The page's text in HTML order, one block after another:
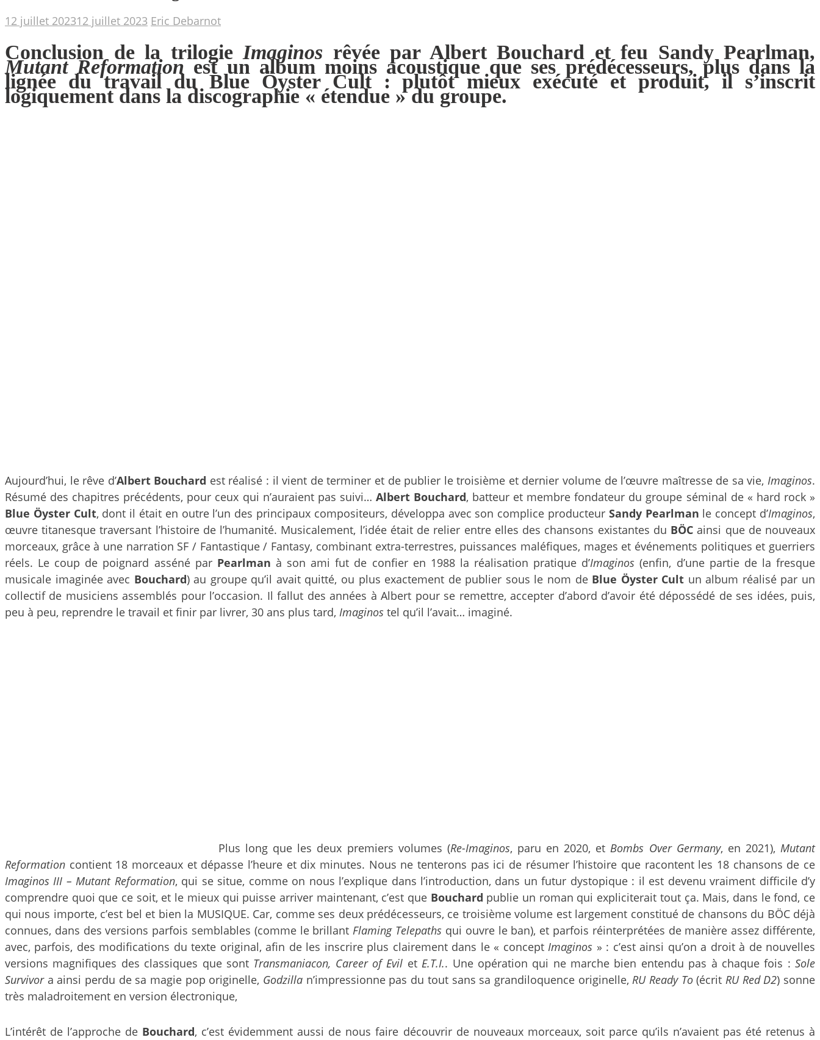
12 juillet 202312 juillet 2023 Eric Debarnot
Conclusion de la trilogie Imaginos rêvée par Albert Bouchard et feu Sandy Pearlman,
Mutant Reformationest un album moins acoustique que ses prédécesseurs, plus dans la
lignée du travail du Blue Öyster Cult : plutôt mieux exécuté et produit, il s’inscrit
logiquement dans la discographie « étendue » du groupe.
Aujourd’hui, le rêve d’Albert Bouchard est réalisé : il vient de terminer et de publier le troisième et dernier volume de l’œuvre maîtresse de sa vie,Imaginos.
Résumé des chapitres précédents, pour ceux qui n’auraient pas suivi… Albert Bouchard, batteur et membre fondateur du groupe séminal de « hard rock »
Blue Öyster Cult, dont il était en outre l’un des principaux compositeurs, développa avec son complice producteur Sandy Pearlman le concept d’Imaginos,
œuvre titanesque traversant l’histoire de l’humanité. Musicalement, l’idée était de relier entre elles des chansons existantes du BÖC ainsi que de nouveaux
morceaux, grâce à une narration SF / Fantastique / Fantasy, combinant extra-terrestres, puissances maléfiques, mages et événements politiques et guerriers
réels. Le coup de poignard asséné par Pearlman à son ami fut de confier en 1988 la réalisation pratique d’Imaginos (enfin, d’une partie de la fresque
musicale imaginée avec Bouchard) au groupe qu’il avait quitté, ou plus exactement de publier sous le nom de Blue Öyster Cult un album réalisé par un
collectif de musiciens assemblés pour l’occasion. Il fallut des années à Albert pour se remettre, accepter d’abord d’avoir été dépossédé de ses idées, puis,
peu à peu, reprendre le travail et finir par livrer, 30 ans plus tard, Imaginos tel qu’il l’avait… imaginé.
Plus long que les deux premiers volumes (Re-Imaginos, paru en 2020, etBombs Over Germany, en 2021),Mutant
Reformation contient 18 morceaux et dépasse l’heure et dix minutes. Nous ne tenterons pas ici de résumer l’histoire que racontent les 18 chansons de ce
Imaginos III – Mutant Reformation, qui se situe, comme on nous l’explique dans l’introduction, dans un futur dystopique : il est devenu vraiment difficile d’y
comprendre quoi que ce soit, et le mieux qui puisse arriver maintenant, c’est que Bouchard publie un roman qui expliciterait tout ça. Mais, dans le fond, ce
qui nous importe, c’est bel et bien la MUSIQUE. Car, comme ses deux prédécesseurs, ce troisième volume est largement constitué de chansons du BÖC déjà
connues, dans des versions parfois semblables (comme le brillantFlaming Telepaths qui ouvre le ban), et parfois réinterprétées de manière assez différente,
avec, parfois, des modifications du texte original, afin de les inscrire plus clairement dans le « conceptImaginos » : c’est ainsi qu’on a droit à de nouvelles
versions magnifiques des classiques que sont Transmaniacon, Career of Evil etE.T.I.. Une opération qui ne marche bien entendu pas à chaque fois : Sole
Survivora ainsi perdu de sa magie pop originelle, Godzilla n’impressionne pas du tout sans sa grandiloquence originelle,RU Ready To(écrit RU Red D2) sonne
très maladroitement en version électronique,
L’intérêt de l’approche de Bouchard, c’est évidemment aussi de nous faire découvrir de nouveaux morceaux, soit parce qu’ils n’avaient pas été retenus à